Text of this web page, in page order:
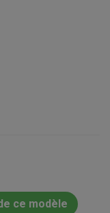
ce modèle